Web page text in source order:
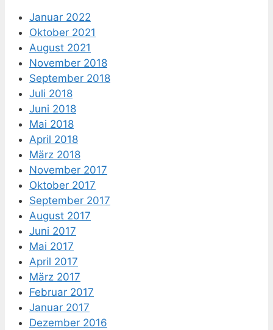
Januar 2022
Oktober 2021
August 2021
November 2018
September 2018
Juli 2018
Juni 2018
Mai 2018
April 2018
März 2018
November 2017
Oktober 2017
September 2017
August 2017
Juni 2017
Mai 2017
April 2017
März 2017
Februar 2017
Januar 2017
Dezember 2016